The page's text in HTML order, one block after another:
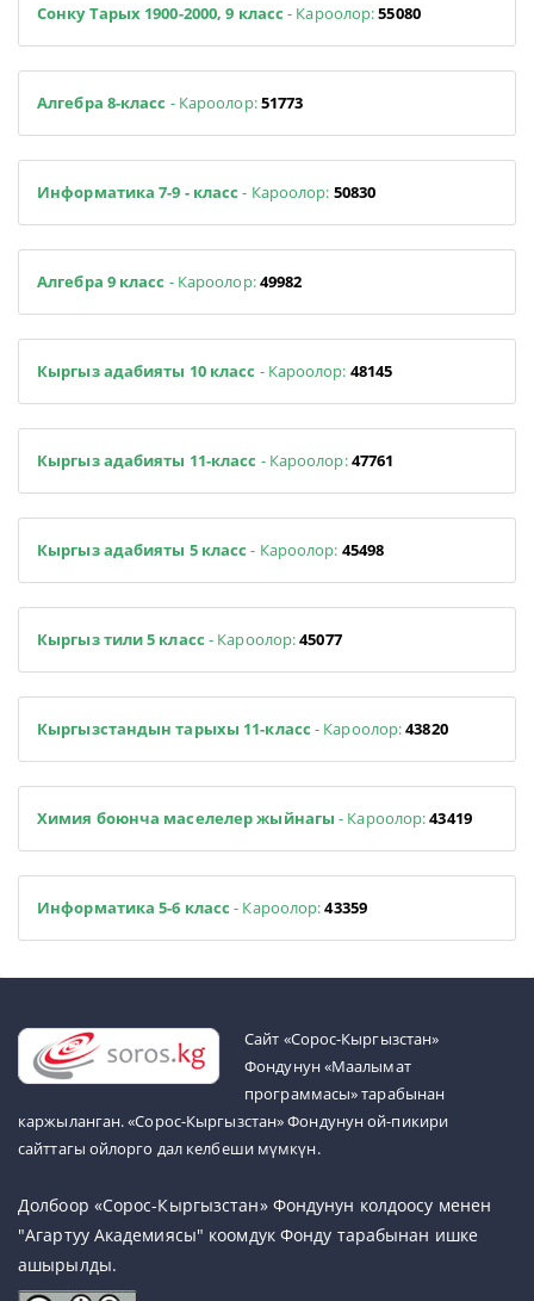
Сонку Тарых 1900-2000, 9 класс - Кароолор:55080
Алгебра 8-класс - Кароолор:51773
Информатика 7-9 - класс - Кароолор: 50830
Алгебра 9 класс - Кароолор:49982
Кыргыз адабияты 10 класс - Кароолор: 48145
Кыргыз адабияты 11-класс - Кароолор:47761
Кыргыз адабияты 5 класс- Кароолор: 45498
Кыргыз тили 5 класс - Кароолор:45077
Кыргызстандын тарыхы 11-класс - Кароолор:43820
Химия боюнча маселелер жыйнагы- Кароолор:43419
Информатика 5-6 класс- Кароолор:43359
Cайт «Сорос-Кыргызстан»
Фондунун «Маалымат
программасы» тарабынан
каржыланган. «Сорос-Кыргызстан» Фондунун ой-пикири
сайттагы ойлорго дал келбеши мүмкүн.
Долбоор «Сорос-Кыргызстан» Фондунун колдоосу менен
"Агартуу Академиясы" коомдук Фонду тарабынан ишке
ашырылды.